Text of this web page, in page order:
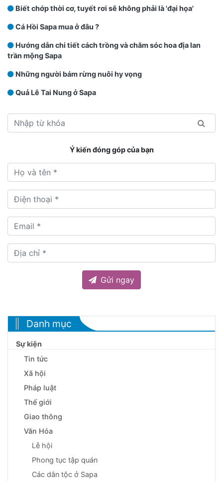
Biết chớp thời cơ, tuyết rơi sẽ không phải là 'đại họa'
Cá Hồi Sapa mua ở đâu ?
Hướng dẫn chi tiết cách trồng và chăm sóc hoa địa lan
trần mộng Sapa
Những người bám rừng nuôi hy vọng
Quả Lê Tai Nung ở Sapa
Ý kiến đóng góp của bạn
Gửi ngay
Danh mục
Sự kiện
Tin tức
Xã hội
Pháp luật
Thế giới
Giao thông
Văn Hóa
Lễ hội
Phong tục tập quán
Các dân tộc ở Sapa